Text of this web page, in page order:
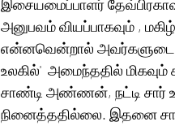
இசையமைப்பாளர்
அனுபவம் வியப்பாகவும் ,
என்னவென்றால் அவர்களுடைய
உலகில்'  அமைந்ததில்
சாண்டி அண்ணன், நட்டி சார்
நினைத்ததில்லை. இதனை